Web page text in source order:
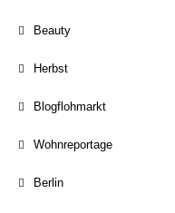
Beauty
Herbst
Blogflohmarkt
Wohnreportage
Berlin